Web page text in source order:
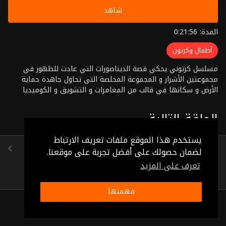
يستخدم هذا الموقع ملفات تعريف الارتباط
لضمان حصولك على أفضل تجربة على موقعنا.
تعرف على المزيد
فهمتها
شاهد
المدة: 0:21:56
أطفال وكرتون
مسلسل كرتوني يحكي قصة الديناصورات التي عادت للظهور في
مجموعتين الأشرار و المجموعة المخلصة التي تحاول جاهدة حماية
الأرض و سكانها في قالب من المغامرات و التشويق و الكوميديا
الحلقة التالية
الحلقة 12
(0:22:07)